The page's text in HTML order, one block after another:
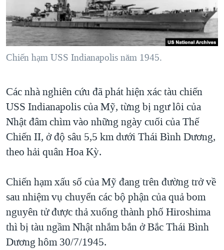
"Tìm" NGƯỜI VIỆT HẢI NGOẠI
ĐỜI SỐNG
KINH TẾ
KHOA HỌC
THỂ THAO
GIÁO DỤC
HÀNH TRÌNH BẦU CỬ 2024
MỘT NĂM CHIẾN TRANH TẠI DẢI GAZA
GIẢI MÃ VÀNH ĐAI & CON ĐƯỜNG
TRỊNH VĨNH BÌNH - NGƯỜI HẠ 'BÊN THẮNG CUỘC'
GROUND ZERO – XƯA VÀ NAY
CHI PHÍ CHIẾN TRANH AFGHANISTAN
CÁC GIÁ TRỊ CỘNG HÒA Ở VIỆT NAM
TRỊNH VĨNH BÌNH VS. CHÍNH PHỦ VIỆT NAM
NGƯ DÂN VIỆT VÀ LÀN SÓNG TRỘM HẢI SÂM
BÊN KIA QUỐC LỘ: TIẾNG VỌNG TỪ NÔNG THÔN MỸ
QUAN HỆ VIỆT MỸ
VIDEO
NGHE
MẠNG XÃ HỘI
Ngôn ngữ khác
Chiến hạm USS Indianapolis năm 1945.
Các nhà nghiên cứu đã phát hiện xác tàu chiến
USS Indianapolis của Mỹ, từng bị ngư lôi của
Nhật đâm chìm vào những ngày cuối của Thế
Chiến II, ở độ sâu 5,5 km dưới Thái Bình Dương,
theo hải quân Hoa Kỳ.
Chiến hạm xấu số của Mỹ đang trên đường trở về
sau nhiệm vụ chuyển các bộ phận của quả bom
nguyên tử được thả xuống thành phố Hiroshima
thì bị tàu ngầm Nhật nhắm bắn ở Bắc Thái Bình
Dương hôm 30/7/1945.